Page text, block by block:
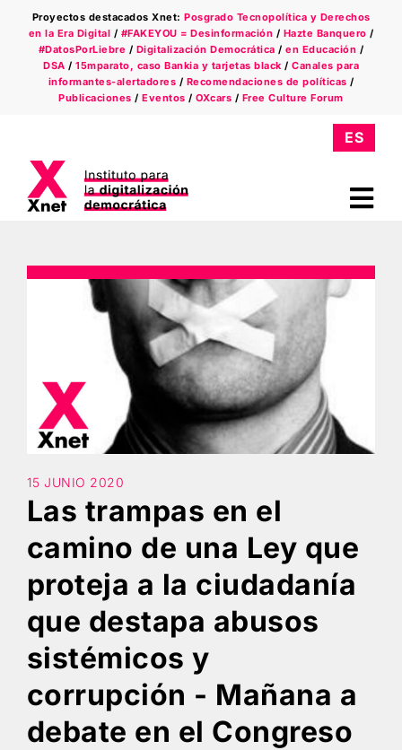
contenido
Proyectos destacados Xnet: Posgrado Tecnopolítica y Derechos
en la Era Digital / #FAKEYOU = Desinformación / Hazte Banquero /
#DatosPorLiebre / Digitalización Democrática /en Educación /
DSA / 15mparato, caso Bankia y tarjetas black / Canales para
informantes-alertadores / Recomendaciones de políticas /
Publicaciones /Eventos /OXcars / Free Culture Forum
Xnet en la prensa
Newsletter
Búsqueda
15 JUNIO 2020
Las trampas en el
camino de una Ley que
proteja a la ciudadanía
que destapa abusos
sistémicos y
corrupción - Mañana a
debate en el Congreso